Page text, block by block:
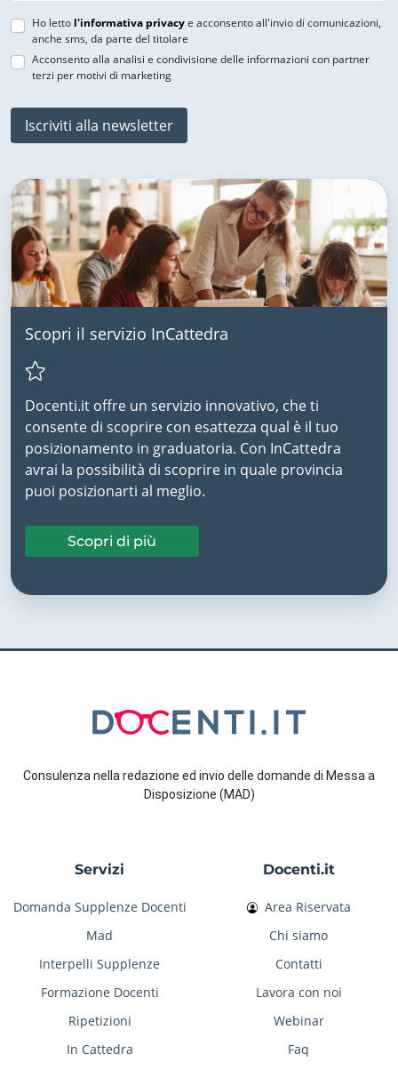
Ho letto l'informativa privacye acconsento all'invio di comunicazioni,
anche sms, da parte del titolare
Acconsento alla analisi e condivisione delle informazioni con partner
terzi per motivi di marketing
Iscriviti alla newsletter
Scopri il servizio InCattedra
Docenti.it offre un servizio innovativo, che ti
consente di scoprire con esattezza qual è il tuo
posizionamento in graduatoria. Con InCattedra
avrai la possibilità di scoprire in quale provincia
puoi posizionarti al meglio.
Scopri di più
Consulenza nella redazione ed invio delle domande di Messa a
Disposizione (MAD)
Servizi
Domanda Supplenze Docenti
Mad
Interpelli Supplenze
Formazione Docenti
Ripetizioni
In Cattedra
Docenti.it
Area Riservata
Chi siamo
Contatti
Lavora con noi
Webinar
Faq